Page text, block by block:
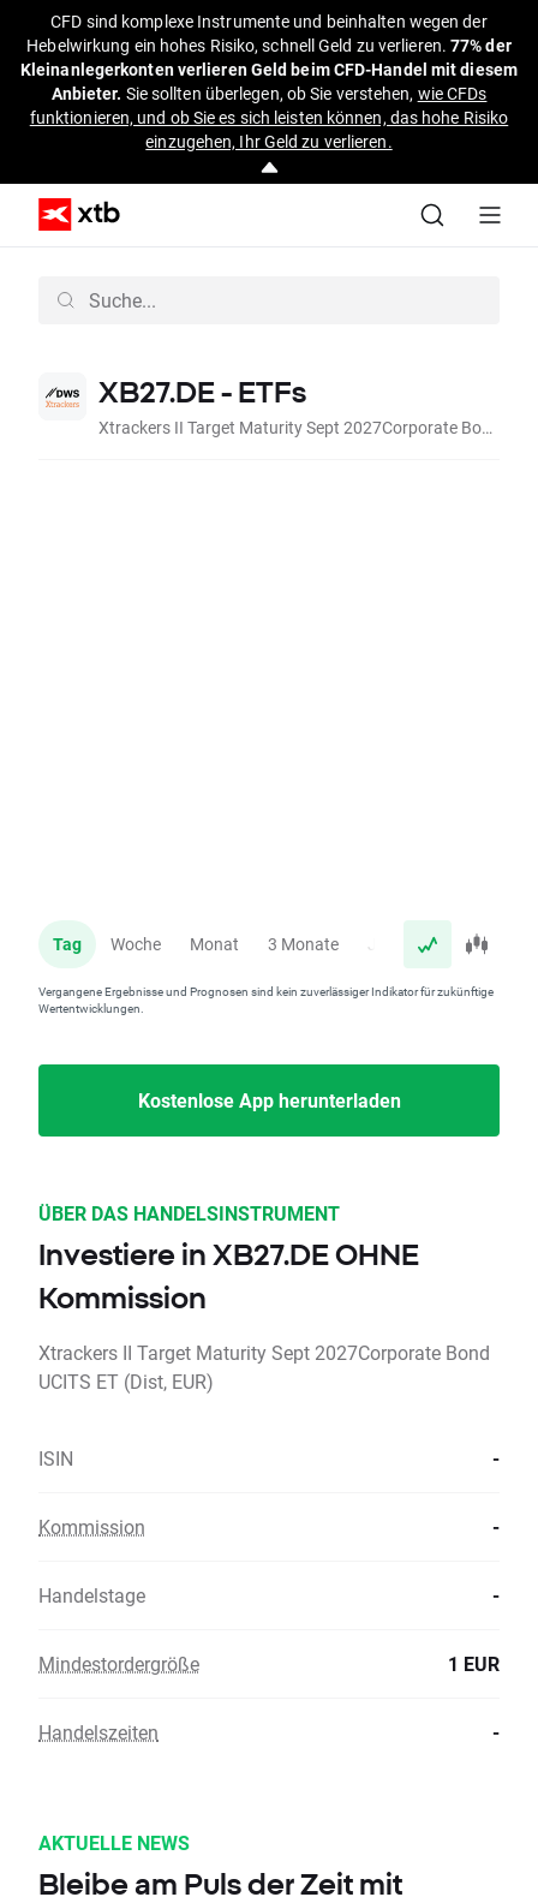
CFD sind komplexe Instrumente und beinhalten wegen der
Hebelwirkung ein hohes Risiko, schnell Geld zu verlieren.77% der
Kleinanlegerkonten verlieren Geld beim CFD-Handel mit diesem
Anbieter. Sie sollten überlegen, ob Sie verstehen, wie CFDs
funktionieren, und ob Sie es sich leisten können, das hohe Risiko
einzugehen, Ihr Geld zu verlieren.
XB27.DE - ETFs
Xtrackers II Target Maturity Sept 2027Corporate Bond UCITS ET (Dist, EUR)
Tag Woche Monat 3 Monate Jahr
Vergangene Ergebnisse und Prognosen sind kein zuverlässiger Indikator für zukünftige
Wertentwicklungen.
Kostenlose App herunterladen
ÜBER DAS HANDELSINSTRUMENT
Investiere in XB27.DE OHNE
Kommission
Xtrackers II Target Maturity Sept 2027Corporate Bond
UCITS ET (Dist, EUR)
ISIN -
Kommission -
Handelstage -
Mindestordergröße 1 EUR
Handelszeiten -
AKTUELLE NEWS
Bleibe am Puls der Zeit mit